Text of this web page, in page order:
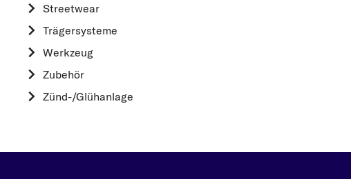
Streetwear
Trägersysteme
Werkzeug
Zubehör
Zünd-/Glühanlage